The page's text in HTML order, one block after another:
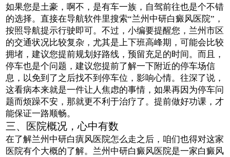
如果您是土豪，啊不，是有车一族，自驾前往也是个不错
的选择。直接在导航软件里搜索“兰州中研白癜风医院”，
按照导航提示行驶即可。不过，小编要提醒您，兰州市区
的交通状况比较复杂，尤其是上下班高峰期，可能会比较
拥堵，建议您提前规划好路线，预留充足的时间。而且，
停车也是个问题，建议您提前了解一下附近的停车场信
息，以免到了之后找不到停车位，影响心情。往深了说，
这看病本来就是一件让人焦虑的事情，如果再因为停车问
题而烦躁不安，那就更不利于治疗了。提前做好功课，才
能保证一路顺畅。
三、医院概况，心中有数
在了解兰州中研白瘨风医院怎么走之后，咱们也得对这家
医院有个大概的了解。兰州中研白癜风医院是一家白癜风